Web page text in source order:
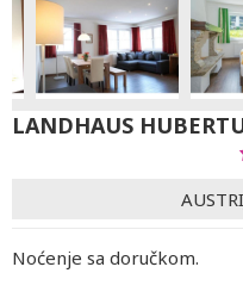
LANDHAUS
Noćenje sa doručkom.